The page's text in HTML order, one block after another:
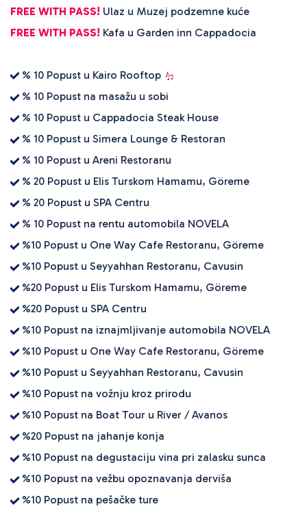
FREE WITH PASS! Ulaz u Muzej podzemne kuće
FREE WITH PASS! Kafa u Garden inn Cappadocia
% 10 Popust u Kairo Rooftop
% 10 Popust na masažu u sobi
% 10 Popust u Cappadocia Steak House
% 10 Popust u Simera Lounge & Restoran
% 10 Popust u Areni Restoranu
% 20 Popust u Elis Turskom Hamamu, Göreme
% 20 Popust u SPA Centru
% 10 Popust na rentu automobila NOVELA
%10 Popust u One Way Cafe Restoranu, Göreme
%10 Popust u Seyyahhan Restoranu, Cavusin
%20 Popust u Elis Turskom Hamamu, Göreme
%20 Popust u SPA Centru
%10 Popust na iznajmljivanje automobila NOVELA
%10 Popust u One Way Cafe Restoranu, Göreme
%10 Popust u Seyyahhan Restoranu, Cavusin
%10 Popust na vožnju kroz prirodu
%10 Popust na Boat Tour u River / Avanos
%20 Popust na jahanje konja
%10 Popust na degustaciju vina pri zalasku sunca
%10 Popust na vežbu opoznavanja derviša
%10 Popust na pešačke ture